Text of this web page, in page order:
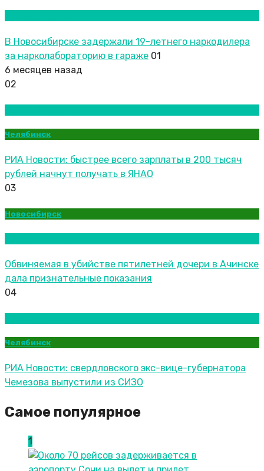
В Новосибирске задержали 19-летнего наркодилера
за нарколабораторию в гараже 01
6 месяцев назад
02
Челябинск
РИА Новости: быстрее всего зарплаты в 200 тысяч
рублей начнут получать в ЯНАО
03
Новосибирск
Обвиняемая в убийстве пятилетней дочери в Ачинске
дала признательные показания
04
Челябинск
РИА Новости: свердловского экс-вице-губернатора
Чемезова выпустили из СИЗО
Самое популярное
1